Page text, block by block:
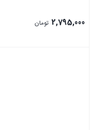
2,795,000 تومان